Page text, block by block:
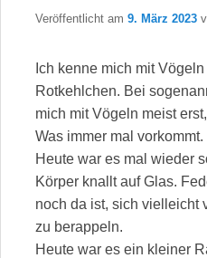
Veröffentlicht am 9. März 2023
Ich kenne mich mit
Rotkehlchen. Bei
mich mit Vögeln meist
Was immer mal vorkommt.
Heute war es mal wieder
Körper knallt auf Glas.
noch da ist, sich vielleicht
zu berappeln.
Heute war es ein kleiner